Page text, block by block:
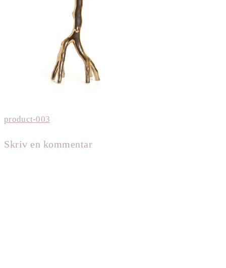
Indlægsnavigation
Forrige
product-003
Skriv en kommentar